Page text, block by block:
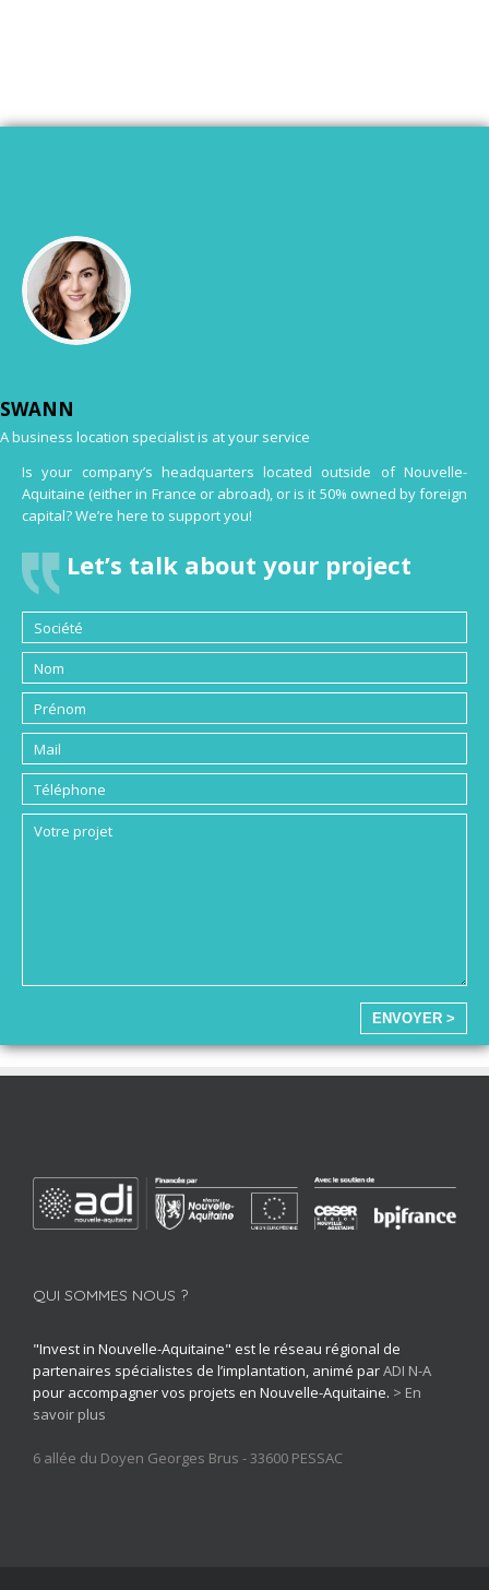
SWANN
A business location specialist is at your service
Is your company’s headquarters located outside of Nouvelle-
Aquitaine (either in France or abroad), or is it 50% owned by foreign
capital? We’re here to support you!
Let’s talk about your project
ENVOYER >
QUI SOMMES NOUS ?
"Invest in Nouvelle-Aquitaine" est le réseau régional de
partenaires spécialistes de l’implantation, animé parADI N-A
pour accompagner vos projets en Nouvelle-Aquitaine. > En
savoir plus
6 allée du Doyen Georges Brus - 33600 PESSAC